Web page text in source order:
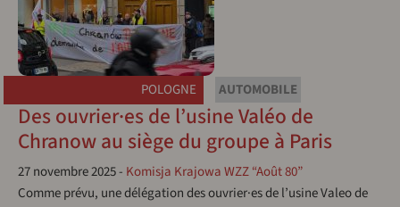
POLOGNE AUTOMOBILE
Des ouvrier·es de l’usine Valéo de
Chranow au siège du groupe à Paris
27 novembre 2025- Komisja Krajowa WZZ “Août 80”
Comme prévu, une délégation des ouvrier·es de l’usine Valeo de